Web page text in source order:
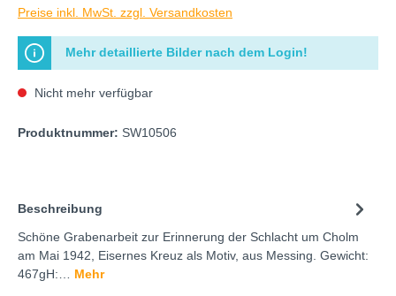
Preise inkl. MwSt. zzgl. Versandkosten
Mehr detaillierte Bilder nach dem Login!
Nicht mehr verfügbar
Produktnummer: SW10506
Beschreibung
Schöne Grabenarbeit zur Erinnerung der Schlacht um Cholm
am Mai 1942, Eisernes Kreuz als Motiv, aus Messing. Gewicht:
467gH:… Mehr